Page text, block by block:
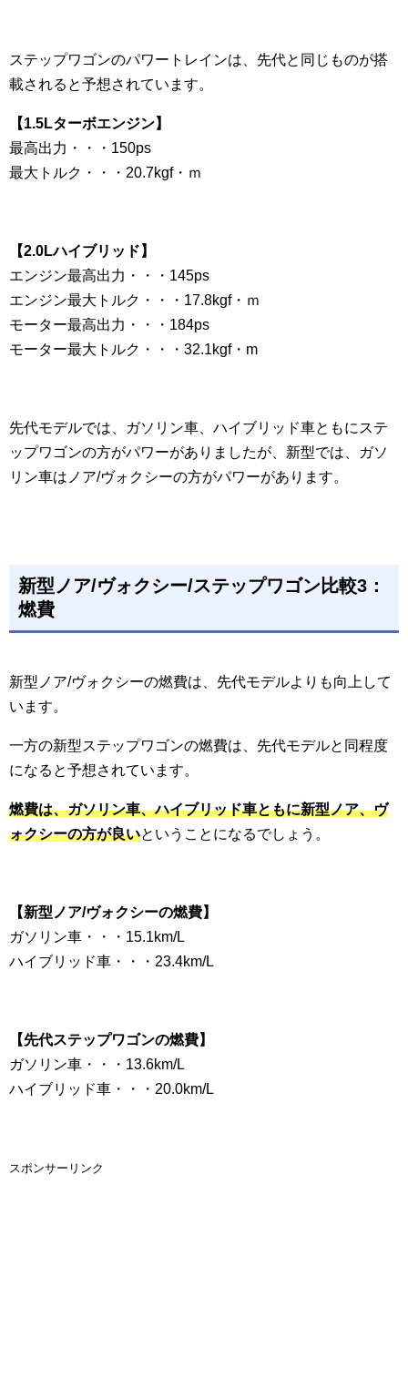
ステップワゴンのパワートレインは、先代と同じものが搭
載されると予想されています。
【1.5Lターボエンジン】
最高出力・・・150ps
最大トルク・・・20.7kgf・ｍ
【2.0Lハイブリッド】
エンジン最高出力・・・145ps
エンジン最大トルク・・・17.8kgf・ｍ
モーター最高出力・・・184ps
モーター最大トルク・・・32.1kgf・m
先代モデルでは、ガソリン車、ハイブリッド車ともにステ
ップワゴンの方がパワーがありましたが、新型では、ガソ
リン車はノア/ヴォクシーの方がパワーがあります。
新型ノア/ヴォクシー/ステップワゴン比較3：
燃費
新型ノア/ヴォクシーの燃費は、先代モデルよりも向上して
います。
一方の新型ステップワゴンの燃費は、先代モデルと同程度
になると予想されています。
燃費は、ガソリン車、ハイブリッド車ともに新型ノア、ヴ
ォクシーの方が良いということになるでしょう。
【新型ノア/ヴォクシーの燃費】
ガソリン車・・・15.1km/L
ハイブリッド車・・・23.4km/L
【先代ステップワゴンの燃費】
ガソリン車・・・13.6km/L
ハイブリッド車・・・20.0km/L
スポンサーリンク